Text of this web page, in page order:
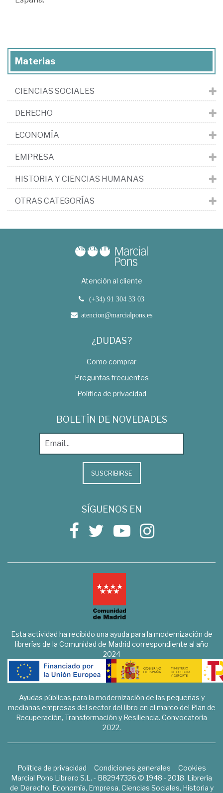
Materias
CIENCIAS SOCIALES
DERECHO
ECONOMÍA
EMPRESA
HISTORIA Y CIENCIAS HUMANAS
OTRAS CATEGORÍAS
Atención al cliente
(+34) 91 304 33 03
atencion@marcialpons.es
¿DUDAS?
Como comprar
Preguntas frecuentes
Política de privacidad
BOLETÍN DE NOVEDADES
SUSCRIBIRSE
SÍGUENOS EN
Esta actividad ha recibido una ayuda para la modernización de
librerías de la Comunidad de Madrid correspondiente al año
2024
Ayudas públicas para la modernización de las pequeñas y
medianas empresas del sector del libro en el marco del Plan de
Recuperación, Transformación y Resiliencia. Convocatoria
2022.
Política de privacidad Condiciones generales
Cookies
Marcial Pons Librero S.L. - B82947326 © 1948 - 2018. Librería
de Derecho, Economía, Empresa, Ciencias Sociales, Historia y